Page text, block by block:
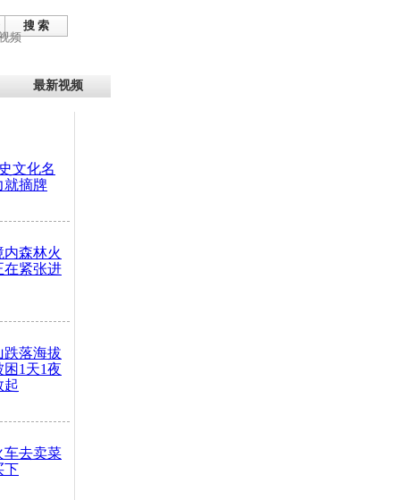
搜 索
频
最新视频
文化名
就摘牌
内森林火
在紧张进
跌落海拔
困1天1夜
起
车去卖菜
下